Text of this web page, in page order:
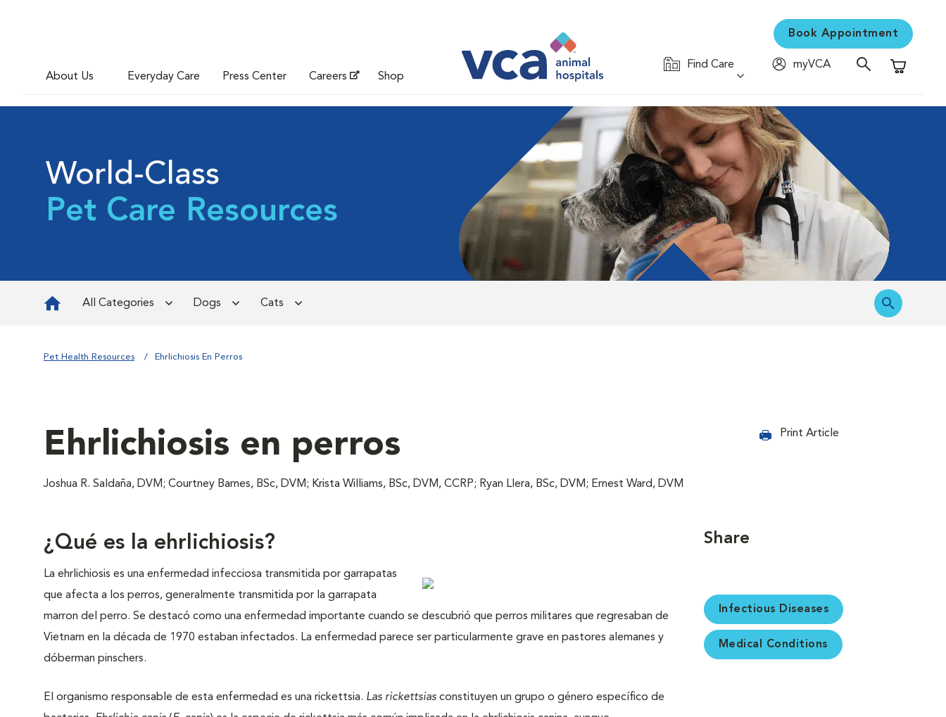
About Us Everyday Care Press Center Careers Shop
Book Appointment
Find Care
myVCA
Shopping
World-Class
Pet Care Resources
All Categories Dogs Cats
Pet Health Resources Ehrlichiosis En Perros
Ehrlichiosis en perros
Joshua R. Saldaña, DVM; Courtney Barnes, BSc, DVM; Krista Williams, BSc, DVM, CCRP; Ryan Llera, BSc, DVM; Ernest Ward, DVM
Print Article
¿Qué es la ehrlichiosis?
La ehrlichiosis es una enfermedad infecciosa transmitida por garrapatas
que afecta a los perros, generalmente transmitida por la garrapata
marron del perro. Se destacó como una enfermedad importante cuando se descubrió que perros militares que regresaban de
Vietnam en la década de 1970 estaban infectados. La enfermedad parece ser particularmente grave en pastores alemanes y
dóberman pinschers.
El organismo responsable de esta enfermedad es una rickettsia. Las rickettsias constituyen un grupo o género específico de
Share
Infectious Diseases
Medical Conditions